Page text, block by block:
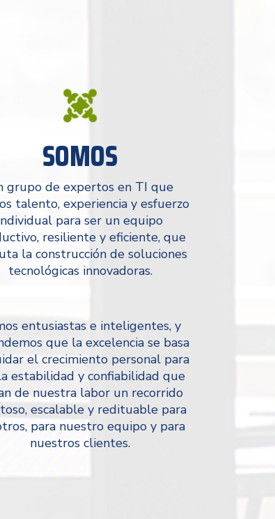
SOMOS
grupo de expertos en TI que
talento, experiencia y esfuerzo
para ser un equipo
resiliente y eficiente, que
la construcción de soluciones
tecnológicas innovadoras.
entusiastas e inteligentes, y
que la excelencia se basa
el crecimiento personal para
estabilidad y confiabilidad que
de nuestra labor un recorrido
escalable y redituable para
para nuestro equipo y para
nuestros clientes.